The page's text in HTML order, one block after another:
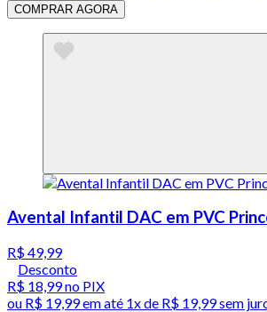
COMPRAR AGORA
Avental Infantil DAC em PVC
R$ 49,99
Desconto
R$ 18,99no PIX
ou R$ 19,99em até 1x de R$ 19,99sem